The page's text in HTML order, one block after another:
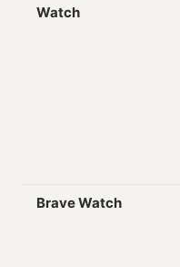
Watch
Brave Watch